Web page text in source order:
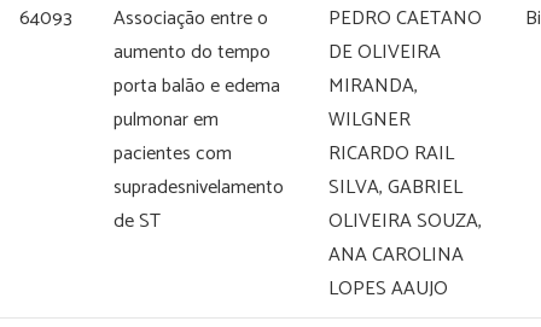
64093
Associação entre o
aumento do tempo
porta balão e edema
pulmonar em
pacientes com
supradesnivelamento
de ST
PEDRO CAETANO
DE OLIVEIRA
MIRANDA,
WILGNER
RICARDO RAIL
SILVA, GABRIEL
OLIVEIRA SOUZA,
ANA CAROLINA
LOPES AAUJO